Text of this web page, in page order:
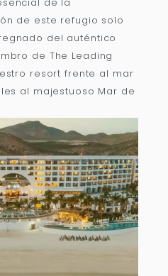
de este refugio solo
del auténtico
de The Leading
resort frente al mar
al majestuoso Mar de